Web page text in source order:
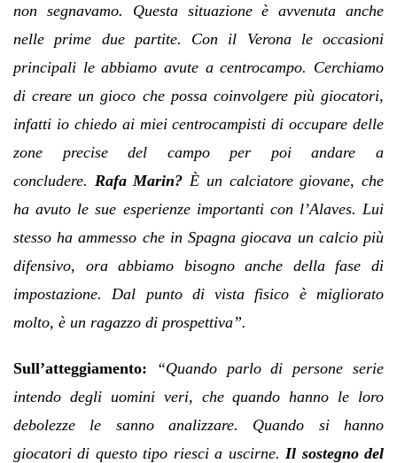
non segnavamo. Questa situazione è avvenuta anche
nelle prime due partite. Con il Verona le occasioni
principali le abbiamo avute a centrocampo. Cerchiamo
di creare un gioco che possa coinvolgere più giocatori,
infatti io chiedo ai miei centrocampisti di occupare delle
zone precise del campo per poi andare a
concludere. Rafa Marin? È un calciatore giovane, che
ha avuto le sue esperienze importanti con l’Alaves. Lui
stesso ha ammesso che in Spagna giocava un calcio più
difensivo, ora abbiamo bisogno anche della fase di
impostazione. Dal punto di vista fisico è migliorato
molto, è un ragazzo di prospettiva”.
Sull’atteggiamento:
“Quando parlo di persone serie
intendo degli uomini veri, che quando hanno le loro
debolezze le sanno analizzare. Quando si hanno
giocatori di questo tipo riesci a uscirne. Il sostegno del